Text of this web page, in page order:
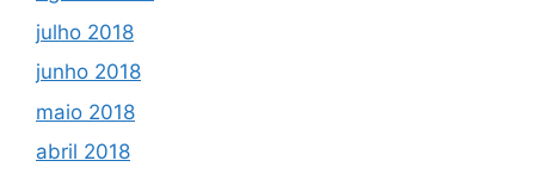
julho 2018
junho 2018
maio 2018
abril 2018